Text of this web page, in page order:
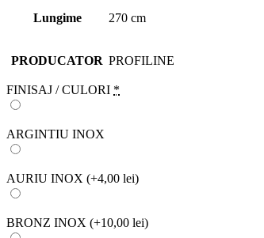
Lungime 270 cm
PRODUCATOR PROFILINE
FINISAJ / CULORI *
ARGINTIU INOX
AURIU INOX (+4,00 lei)
BRONZ INOX (+10,00 lei)